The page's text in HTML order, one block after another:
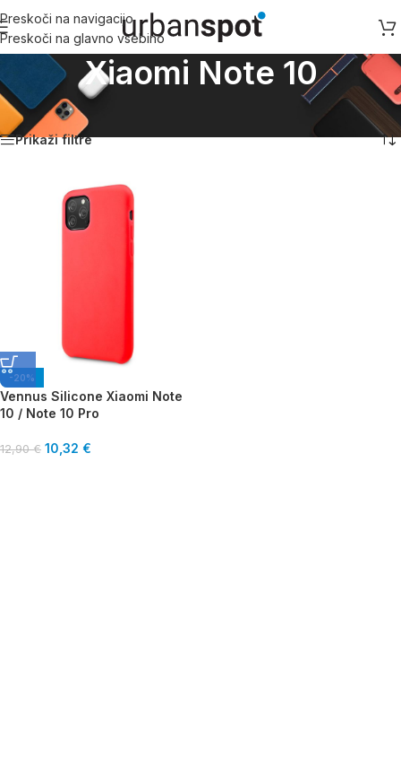
Preskoči na navigacijo
Preskoči na glavno vsebino
Xiaomi Note 10
Domov/ Xiaomi /Xiaomi Note 10 Prikaz rezultata
Prikaži filtre
-20%
Vennus Silicone Xiaomi Note
10 / Note 10 Pro
12,90€ 10,32 €